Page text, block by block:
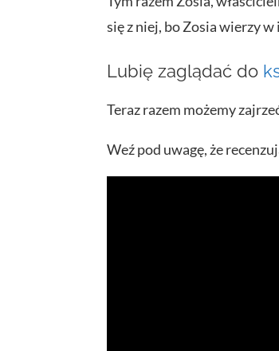
się z niej, bo Zosia wierzy
Lubię zaglądać do
Teraz razem możemy
Weź pod uwagę, że